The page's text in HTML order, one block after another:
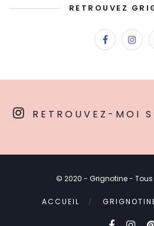
RETROUVEZ
RETROUVEZ-MOI
© 2020 - Grignotine - Tous
ACCUEIL